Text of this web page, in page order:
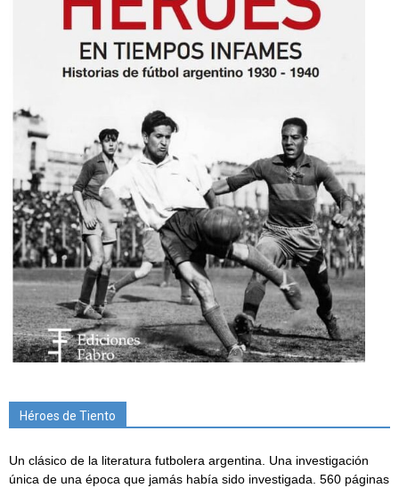
Héroes de Tiento
Un clásico de la literatura futbolera argentina. Una investigación
única de una época que jamás había sido investigada. 560 páginas